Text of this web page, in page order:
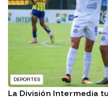
DEPORTES
La División Intermedia